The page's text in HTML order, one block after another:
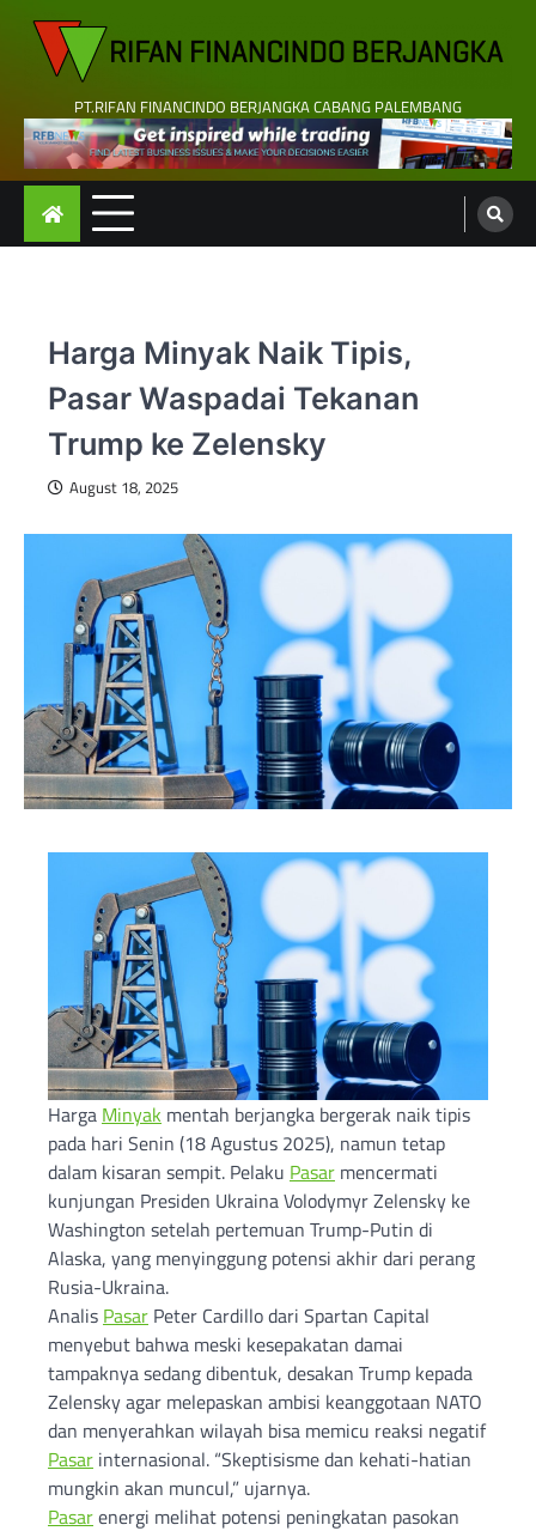
content
PT.RIFAN FINANCINDO BERJANGKA CABANG PALEMBANG
Harga Minyak Naik Tipis,
Pasar Waspadai Tekanan
Trump ke Zelensky
August 18, 2025
Harga Minyak mentah berjangka bergerak naik tipis
pada hari Senin (18 Agustus 2025), namun tetap
dalam kisaran sempit. Pelaku Pasar mencermati
kunjungan Presiden Ukraina Volodymyr Zelensky ke
Washington setelah pertemuan Trump-Putin di
Alaska, yang menyinggung potensi akhir dari perang
Rusia-Ukraina.
Analis Pasar Peter Cardillo dari Spartan Capital
menyebut bahwa meski kesepakatan damai
tampaknya sedang dibentuk, desakan Trump kepada
Zelensky agar melepaskan ambisi keanggotaan NATO
dan menyerahkan wilayah bisa memicu reaksi negatif
Pasar internasional. “Skeptisisme dan kehati-hatian
mungkin akan muncul,” ujarnya.
Pasarenergi melihat potensi peningkatan pasokan